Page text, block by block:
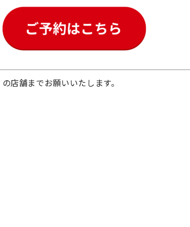
店舗までお願いいたします。